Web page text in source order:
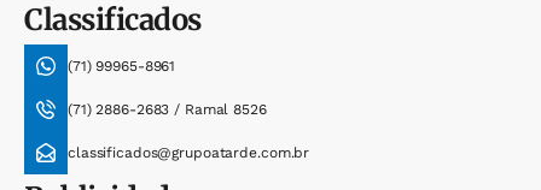
Classificados
(71) 99965-8961
(71) 2886-2683 / Ramal 8526
classificados@grupoatarde.com.br